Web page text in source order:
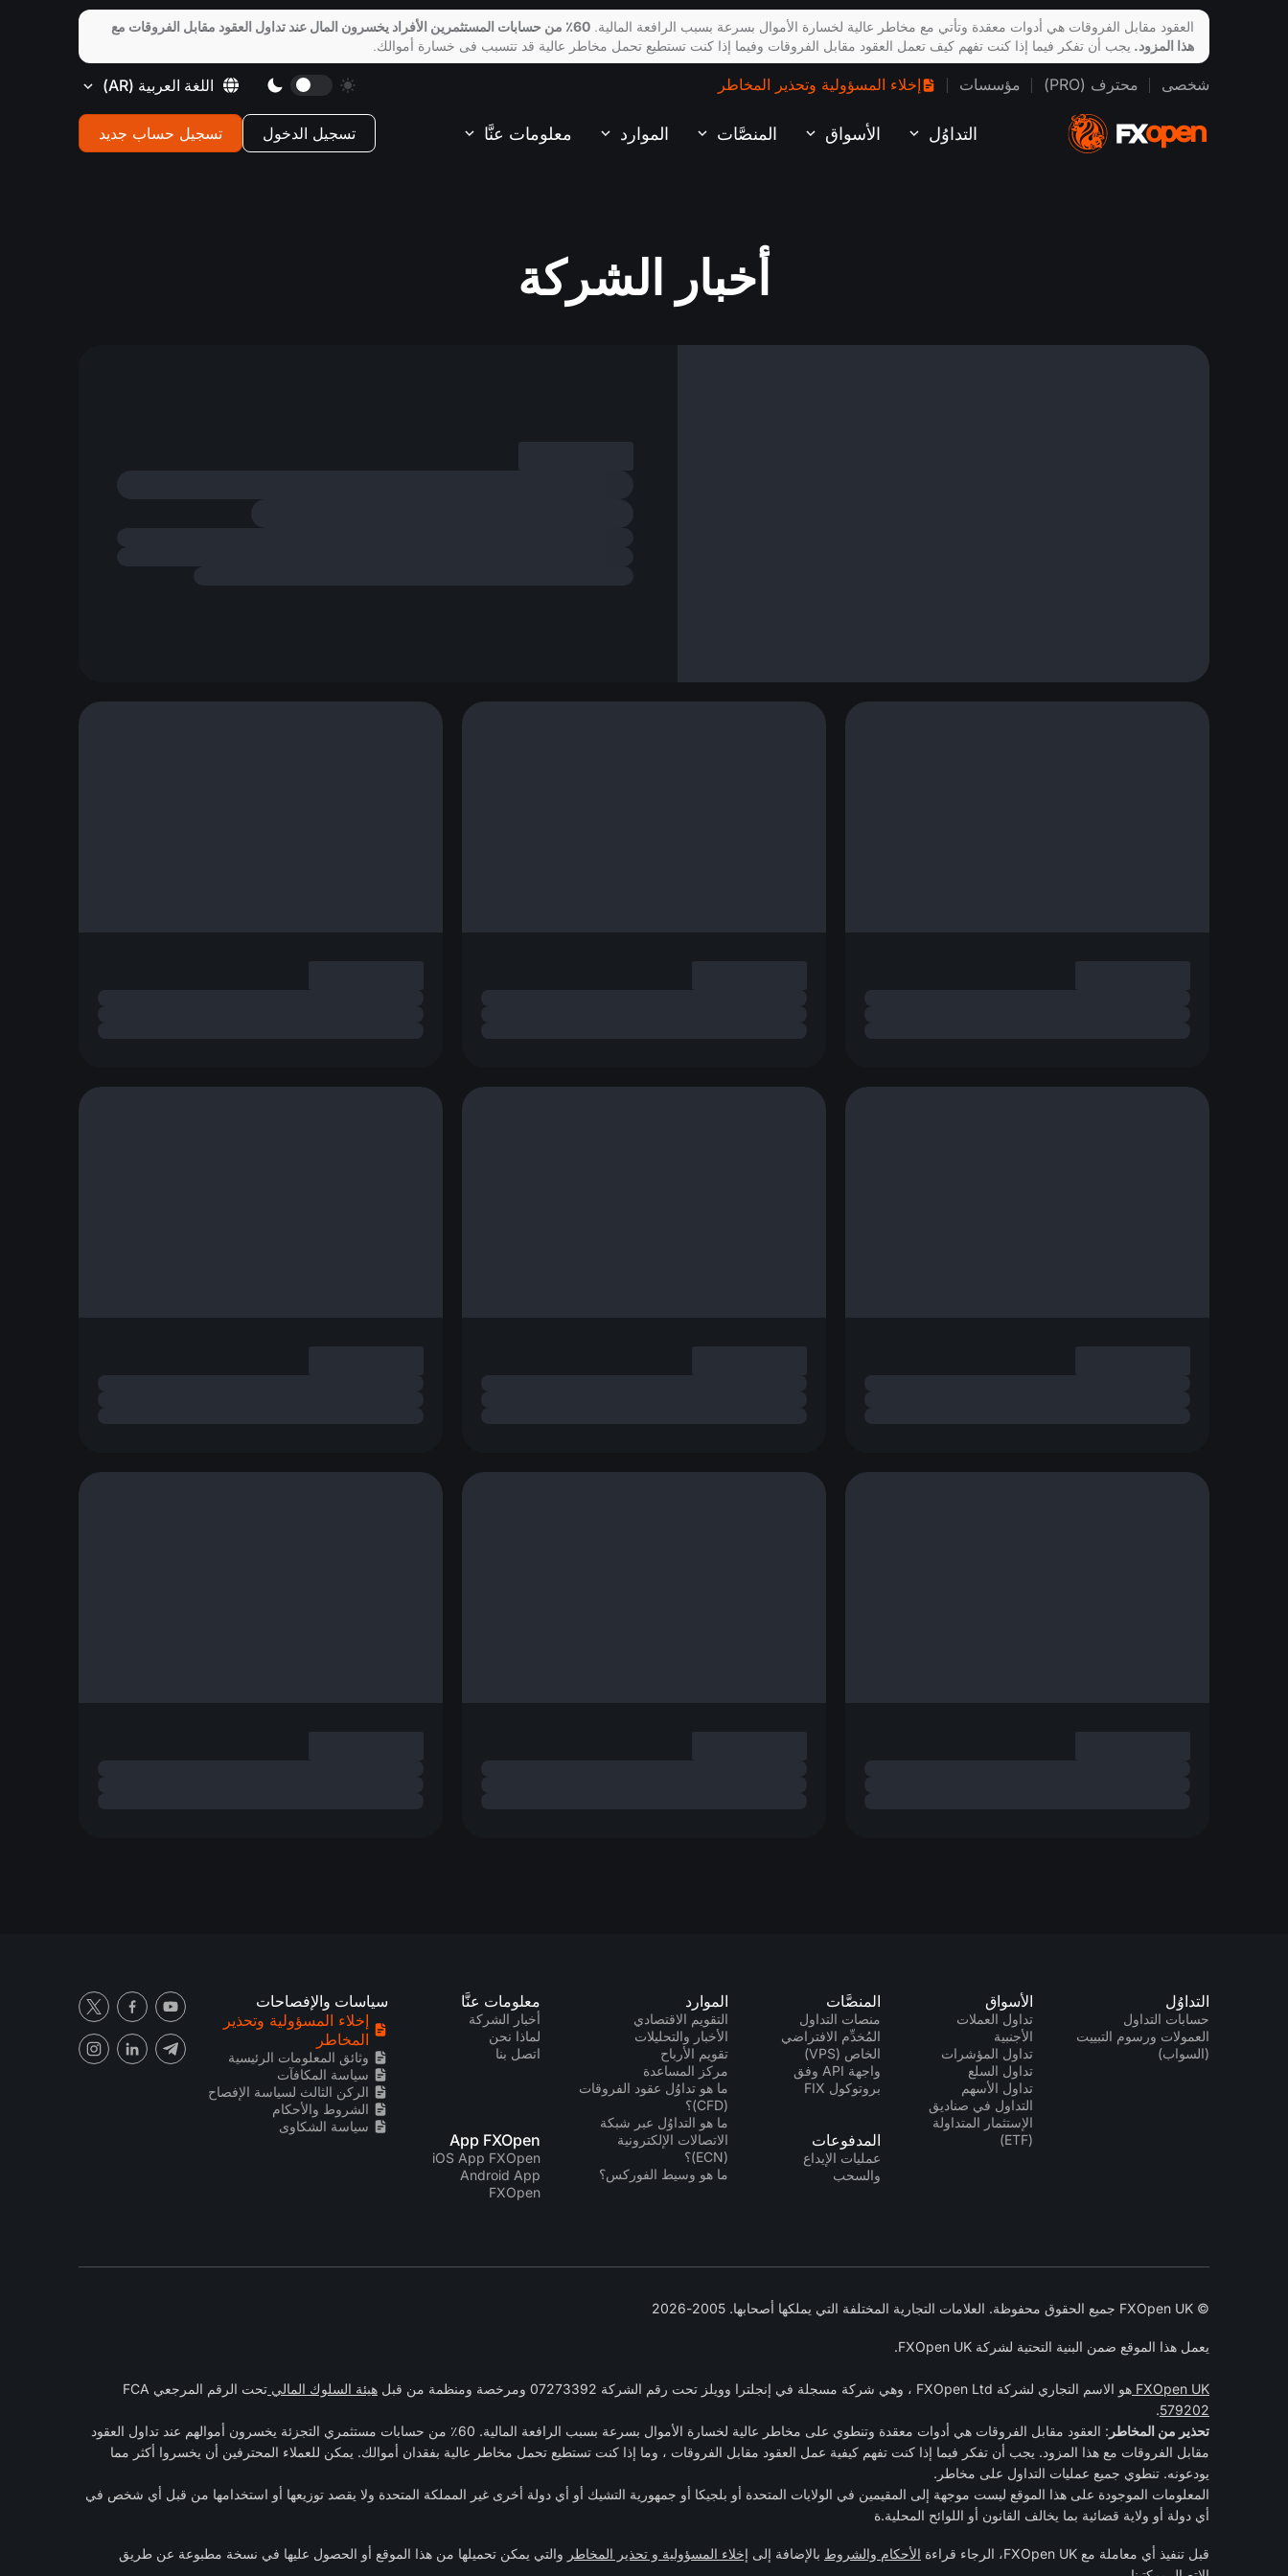
شخصى محترف (PRO) مؤسسات إخلاء المسؤولية وتحذير المخاطر اللغة العربية (AR)
التداوُل الأسواق المنصَّات الموارد معلومات عنَّا تسجيل الدخول تسجيل حساب جديد
أخبار الشركة
التداوُل
حسابات التداول
العمولات ورسوم التبييت
(السواب)
الأسواق
تداول العملات
الأجنبية
تداول المؤشرات
تداول السلع
تداول الأسهم
التداول في صناديق
الإستثمار المتداولة
(ETF)
المنصَّات
منصات التداول
المُخدِّم الافتراضي
الخاص (VPS)
واجهة API وفق
بروتوكول FIX
المدفوعات
عمليات الإيداع
والسحب
الموارد
التقويم الاقتصادي
الأخبار والتحليلات
تقويم الأرباح
مركز المساعدة
ما هو تداوُل عقود الفروقات
(CFD)؟
ما هو التداوُل عبر شبكة
الاتصالات الإلكترونية
(ECN)؟
ما هو وسيط الفوركس؟
معلومات عنَّا
أخبار الشركة
لماذا نحن
اتصل بنا
App FXOpen
iOS App FXOpen
Android App
FXOpen
سياسات والإفصاحات
إخلاء المسؤولية وتحذير
المخاطر
وثائق المعلومات الرئيسية
سياسة المكافآت
الركن الثالث لسياسة الإفصاح
الشروط والأحكام
سياسة الشكاوى
© FXOpen UK جميع الحقوق محفوظة. العلامات التجارية المختلفة التي يملكها أصحابها. 2005-2026
يعمل هذا الموقع ضمن البنية التحتية لشركة FXOpen UK.
FXOpen UK هو الاسم التجاري لشركة FXOpen Ltd ، وهي شركة مسجلة في إنجلترا وويلز تحت رقم الشركة 07273392 ومرخصة ومنظمة من قبل هيئة السلوك المالي تحت الرقم المرجعي FCA
579202
.
تحذير من المخاطر
: العقود مقابل الفروقات هي أدوات معقدة وتنطوي على مخاطر عالية لخسارة الأموال بسرعة بسبب الرافعة المالية. 60٪ من حسابات مستثمري التجزئة يخسرون أموالهم عند تداول العقود
مقابل الفروقات مع هذا المزود. يجب أن تفكر فيما إذا كنت تفهم كيفية عمل العقود مقابل الفروقات ، وما إذا كنت تستطيع تحمل مخاطر عالية بفقدان أموالك. يمكن للعملاء المحترفين أن يخسروا أكثر مما
يودعونه. تنطوي جميع عمليات التداول على مخاطر.
المعلومات الموجودة على هذا الموقع ليست موجهة إلى المقيمين في الولايات المتحدة أو بلجيكا أو جمهورية التشيك أو أي دولة أخرى غير المملكة المتحدة ولا يقصد توزيعها أو استخدامها من قبل أي شخص في
أي دولة أو ولاية قضائية بما يخالف القانون أو اللوائح المحلية.ة
قبل تنفيذ أي معاملة مع FXOpen UK، الرجاء قراءة الأحكام والشروط بالإضافة إلى إخلاء المسؤولية و تحذير المخاطر والتي يمكن تحميلها من هذا الموقع أو الحصول عليها في نسخة مطبوعة عن طريق
العقود مقابل الفروقات هي أدوات معقدة وتأتي مع مخاطر عالية لخسارة الأموال بسرعة بسبب الرافعة المالية.
60٪ من حسابات المستثمرين الأفراد يخسرون المال عند تداول العقود مقابل الفروقات مع
هذا المزود. يجب أن تفكر فيما إذا كنت تفهم كيف تعمل العقود مقابل الفروقات وفيما إذا كنت تستطيع تحمل مخاطر عالية قد تتسبب فى خسارة أموالك.